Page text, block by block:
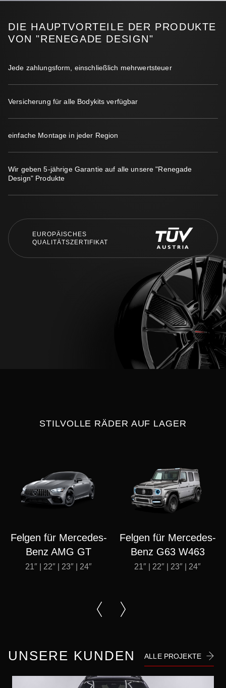
DIE HAUPTVORTEILE DER PRODUKTE
VON "RENEGADE DESIGN"
Jede zahlungsform, einschließlich mehrwertsteuer
Versicherung für alle Bodykits verfügbar
einfache Montage in jeder Region
Wir geben 5-jährige Garantie auf alle unsere "Renegade
Design" Produkte
EUROPÄISCHES
QUALITÄTSZERTIFIKAT
STILVOLLE RÄDER AUF LAGER
Felgen für Mercedes-
Benz AMG GT
21″ | 22″ | 23″ | 24″
Felgen für Mercedes-
Benz G63 W463
21″ | 22″ | 23″ | 24″
UNSERE KUNDEN ALLE PROJEKTE